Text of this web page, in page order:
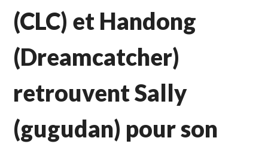
(CLC) et Handong
(Dreamcatcher)
retrouvent Sally
(gugudan) pour son